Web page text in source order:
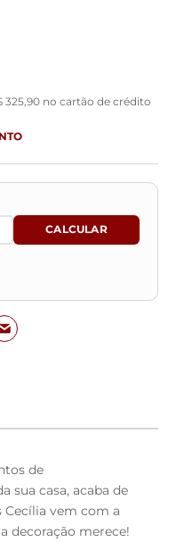
325 90 no cartão de crédito
de
sua casa, acaba de
Cecília vem com a
decoração merece!